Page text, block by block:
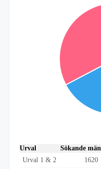
Urval Sökande män
Urval 1 & 2
1620